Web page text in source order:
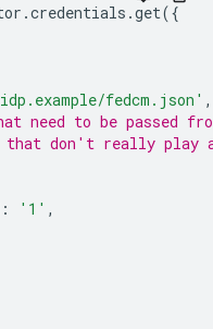
.credentials .get({
fedcm.json' ,
need to be passed
that don't really play
: '1' ,